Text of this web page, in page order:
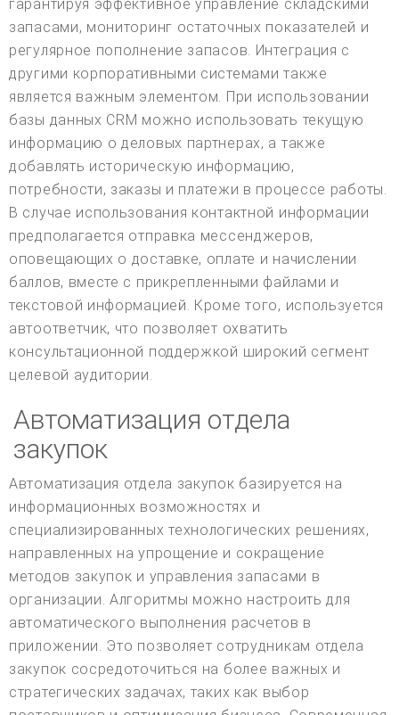
гарантируя эффективное управление складскими
запасами, мониторинг остаточных показателей и
регулярное пополнение запасов. Интеграция с
другими корпоративными системами также
является важным элементом. При использовании
базы данных CRM можно использовать текущую
информацию о деловых партнерах, а также
добавлять историческую информацию,
потребности, заказы и платежи в процессе работы.
В случае использования контактной информации
предполагается отправка мессенджеров,
оповещающих о доставке, оплате и начислении
баллов, вместе с прикрепленными файлами и
текстовой информацией. Кроме того, используется
автоответчик, что позволяет охватить
консультационной поддержкой широкий сегмент
целевой аудитории.
Автоматизация отдела
закупок
Автоматизация отдела закупок базируется на
информационных возможностях и
специализированных технологических решениях,
направленных на упрощение и сокращение
методов закупок и управления запасами в
организации. Алгоритмы можно настроить для
автоматического выполнения расчетов в
приложении. Это позволяет сотрудникам отдела
закупок сосредоточиться на более важных и
стратегических задачах, таких как выбор